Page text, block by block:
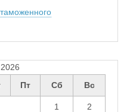
2026
Пт Сб Вс
1 2